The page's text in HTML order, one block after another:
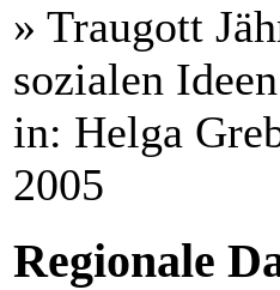
» Traugott
sozialen
in: Helga
2005
Regionale